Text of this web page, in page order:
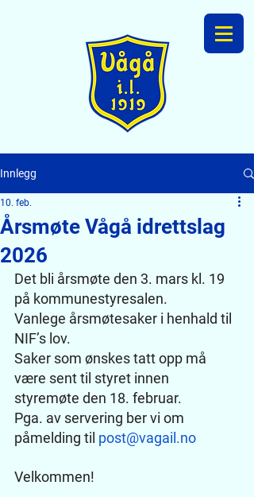
Innlegg
Årsmøte Vågå idrettslag
2026
10. feb.
Det bli årsmøte den 3. mars kl. 19
på kommunestyresalen.
Vanlege årsmøtesaker i henhald til
NIF’s lov.
Saker som ønskes tatt opp må
være sent til styret innen
styremøte den 18. februar.
Pga. av servering ber vi om
påmelding til post@vagail.no
Velkommen!